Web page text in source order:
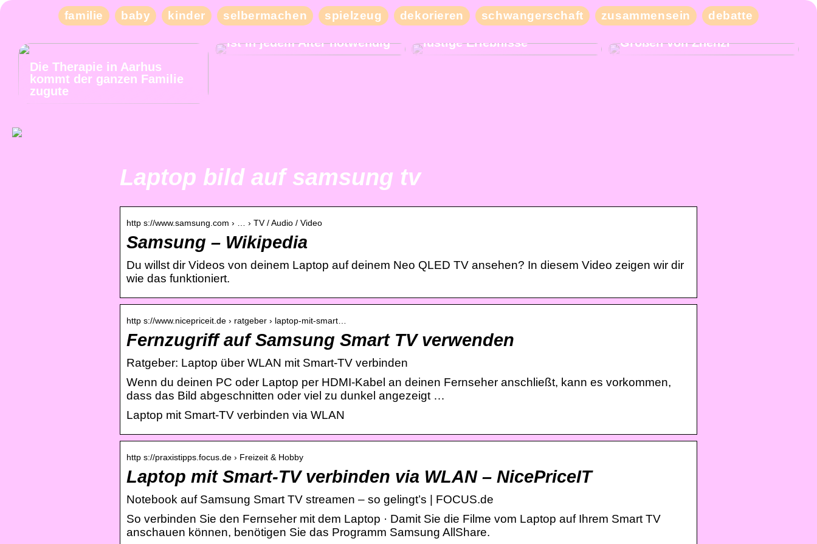
familie baby kinder selbermachen spielzeug dekorieren schwangerschaft zusammensein debatte
Die Therapie in Aarhus
kommt der ganzen Familie
zugute
ist in jedem Alter notwendig
Besuchen Sie unser
Nachbarland und erleben Sie
lustige Erlebnisse
Kaufen Sie moderne und
Größen von Zhenzi
Laptop bild auf samsung tv
http s://www.samsung.com › … › TV / Audio / Video
Samsung – Wikipedia
Du willst dir Videos von deinem Laptop auf deinem Neo QLED TV ansehen? In diesem Video zeigen wir dir
wie das funktioniert.
http s://www.nicepriceit.de › ratgeber › laptop-mit-smart…
Fernzugriff auf Samsung Smart TV verwenden
Ratgeber: Laptop über WLAN mit Smart-TV verbinden
Wenn du deinen PC oder Laptop per HDMI-Kabel an deinen Fernseher anschließt, kann es vorkommen,
dass das Bild abgeschnitten oder viel zu dunkel angezeigt …
Laptop mit Smart-TV verbinden via WLAN
http s://praxistipps.focus.de › Freizeit & Hobby
Laptop mit Smart-TV verbinden via WLAN – NicePriceIT
Notebook auf Samsung Smart TV streamen – so gelingt’s | FOCUS.de
So verbinden Sie den Fernseher mit dem Laptop · Damit Sie die Filme vom Laptop auf Ihrem Smart TV
anschauen können, benötigen Sie das Programm Samsung AllShare.